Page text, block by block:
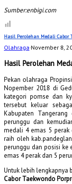
Sumber:enbigi.com
Hasil Perolehan Medali Cabor
Olahraga·November 8,
Hasil Perolehan
Pekan olahraga
Nopember 2018 di
kategori pomse dan
tersebut keluar
Kabupaten
perunggu dan
medali 4 emas 5 perak
raih oleh
perunggu dan posisi ke
emas 4 perak dan 5
Untuk lebih lengkapnya
Cabor Taekwondo